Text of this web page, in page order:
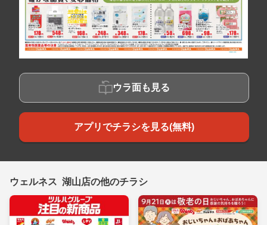
ウラ面も見る
アプリでチラシを見る(無料)
ウェルネス 湖山店の他のチラシ